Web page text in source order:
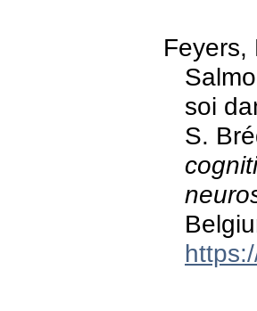
Feyers,
soi
S.